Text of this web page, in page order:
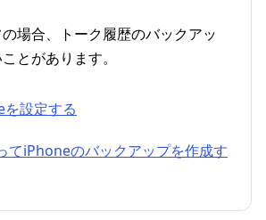
場合、トーク履歴のバックアッ
とがあります。
設定する
てiPhoneのバックアップを作成す